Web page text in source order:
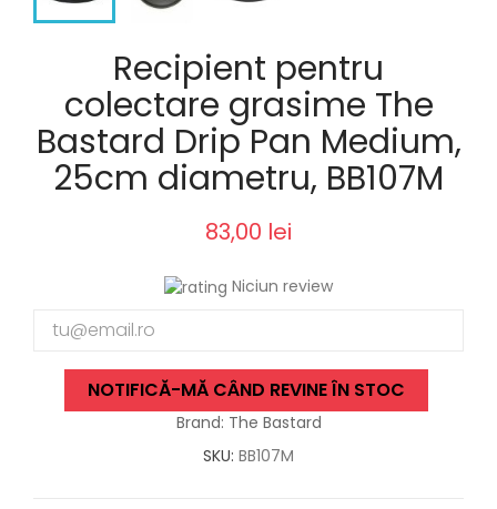
Recipient pentru
colectare grasime The
Bastard Drip Pan Medium,
25cm diametru, BB107M
83,00 lei
Niciun review
NOTIFICĂ-MĂ CÂND REVINE ÎN STOC
Brand: The Bastard
SKU: BB107M